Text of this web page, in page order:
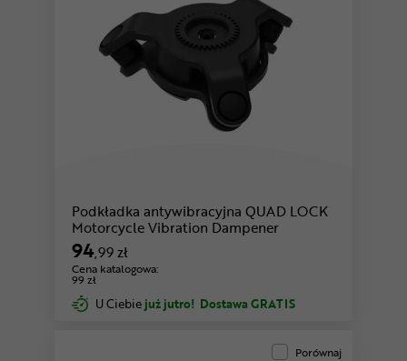
Podkładka antywibracyjna QUAD LOCK
Motorcycle Vibration Dampener
94,99 zł
Cena katalogowa:
99 zł
U Ciebie już jutro! Dostawa GRATIS
Porównaj